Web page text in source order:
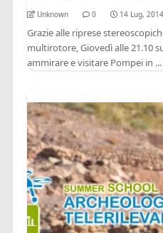
Unknown 0 14 Lug, 2014
Grazie alle riprese
multirotore, Giovedì alle 21.10
ammirare e visitare Pompei in ...